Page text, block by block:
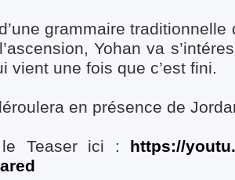
grammaire
Yohan va
vient une fois que c’est fini.
en présence de
le Teaser ici : https://